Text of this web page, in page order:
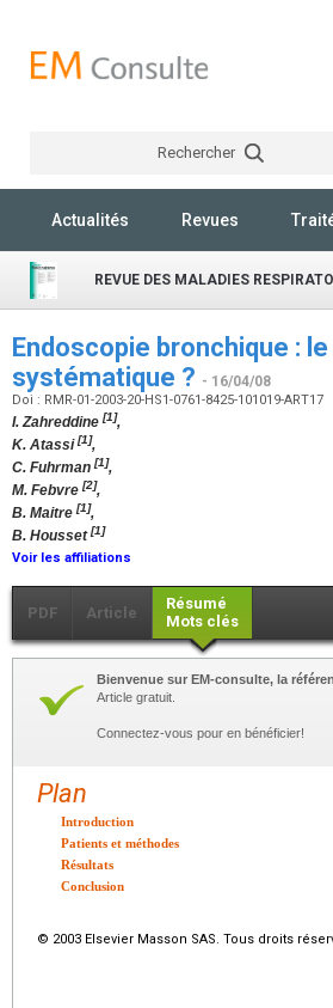
Rechercher
Actualités Revues
REVUE DES MALADIES
Endoscopie bronchique :
systématique ? - 16/04/08
Doi : RMR-01-2003-20-HS1-0761-8425-101019-ART17
I. Zahreddine [1],
K. Atassi[1],
C. Fuhrman [1],
M. Febvre [2],
B. Maitre [1],
B. Housset[1]
Voir les affiliations
PDF Article
Résumé
Mots clés
Bienvenue sur EM-consulte, la
Article gratuit.
Connectez-vous pour en bénéficier!
Plan
Introduction
Patients et méthodes
Résultats
Conclusion
© 2003 Elsevier Masson SAS. Tous droits